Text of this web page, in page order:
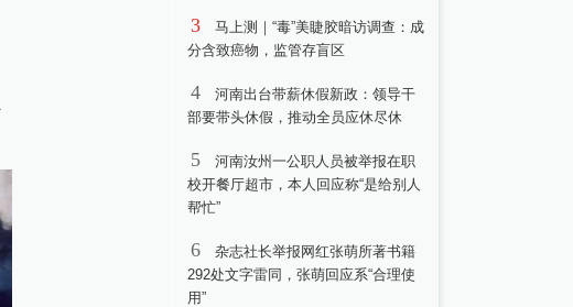
3
马上测｜“毒”美睫胶暗访调查：成
分含致癌物，监管存盲区
4
河南出台带薪休假新政：领导干
部要带头休假，推动全员应休尽休
5
河南汝州一公职人员被举报在职
校开餐厅超市，本人回应称“是给别人
帮忙”
6
杂志社长举报网红张萌所著书籍
292处文字雷同，张萌回应系“合理使
用”